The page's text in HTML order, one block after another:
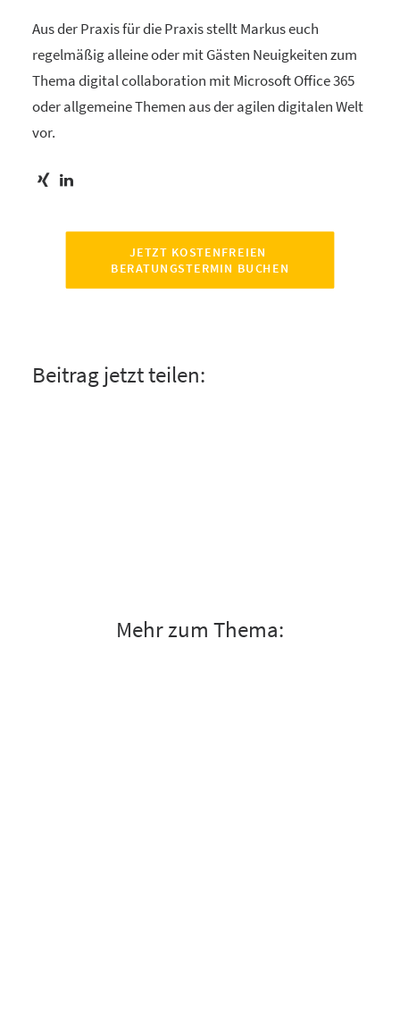
Aus der Praxis für die Praxis stellt Markus euch
regelmäßig alleine oder mit Gästen Neuigkeiten zum
Thema digital collaboration mit Microsoft Office 365
oder allgemeine Themen aus der agilen digitalen Welt
vor.
JETZT KOSTENFREIEN
BERATUNGSTERMIN BUCHEN
Beitrag jetzt teilen:
Mehr zum Thema: